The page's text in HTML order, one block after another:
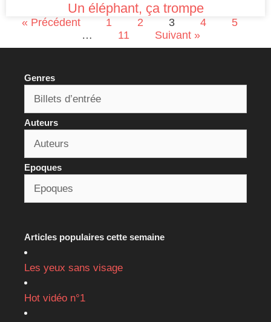
Un éléphant, ça trompe
« Précédent 1 2 3 4
5
…
11 Suivant »
Genres
Auteurs
Epoques
Articles populaires cette semaine
Les yeux sans visage
Hot vidéo n°1